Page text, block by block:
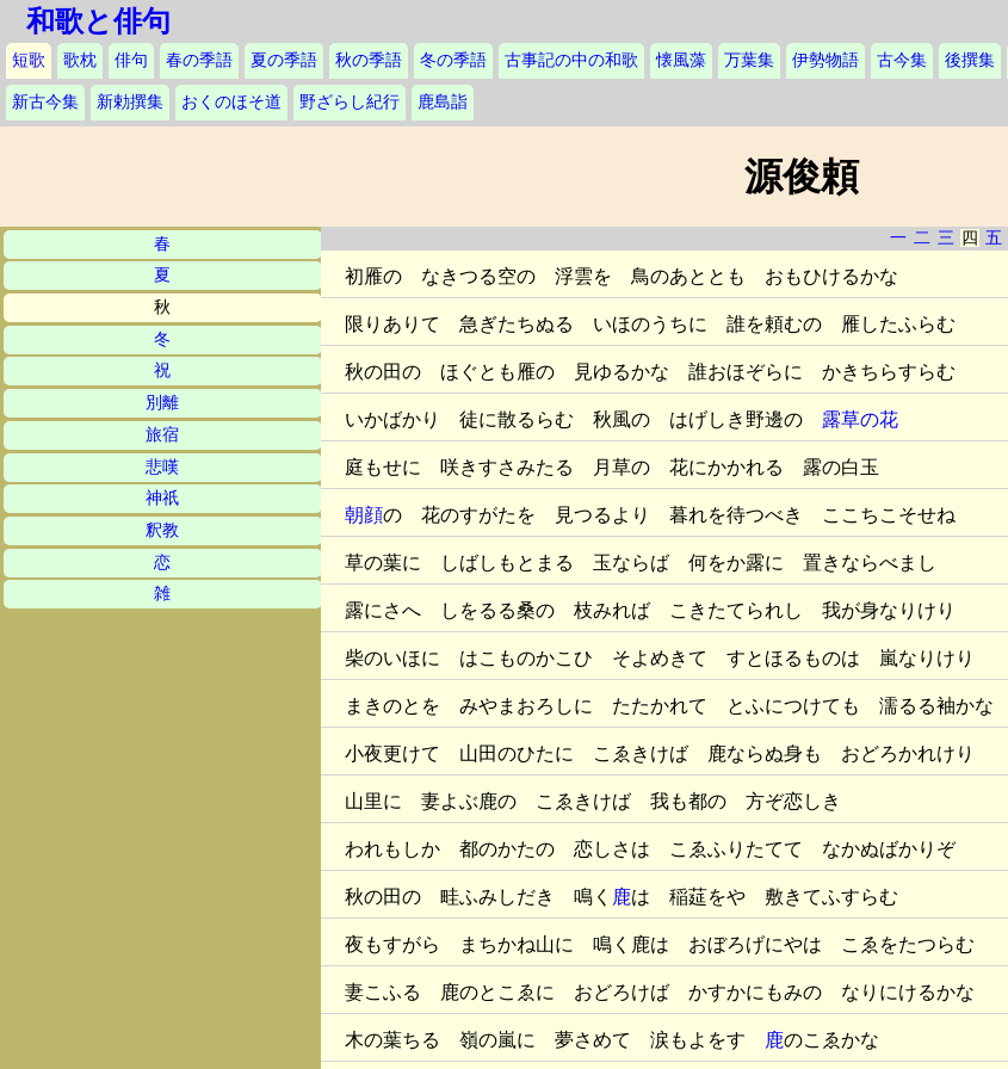
和歌と俳句
短歌 歌枕 俳句 春の季語 夏の季語 秋の季語 冬の季語 古事記の中の和歌 懐風藻 万葉集 伊勢物語 古今集 後撰集
新古今集 新勅撰集 おくのほそ道 野ざらし紀行 鹿島詣
源俊頼
春
夏
秋
冬
祝
別離
旅宿
悲嘆
神祇
釈教
恋
雑
一 二 三 四 五
初雁の なきつる空の 浮雲を 鳥のあととも おもひけるかな
限りありて 急ぎたちぬる いほのうちに 誰を頼むの 雁したふらむ
秋の田の ほぐとも雁の 見ゆるかな 誰おほぞらに かきちらすらむ
いかばかり 徒に散るらむ 秋風の はげしき野邊の 露草の花
庭もせに 咲きすさみたる 月草の 花にかかれる 露の白玉
朝顔の 花のすがたを 見つるより 暮れを待つべき ここちこそせね
草の葉に しばしもとまる 玉ならば 何をか露に 置きならべまし
露にさへ しをるる桑の 枝みれば こきたてられし 我が身なりけり
柴のいほに はこものかこひ そよめきて すとほるものは 嵐なりけり
まきのとを みやまおろしに たたかれて とふにつけても 濡るる袖かな
小夜更けて 山田のひたに こゑきけば 鹿ならぬ身も おどろかれけり
山里に 妻よぶ鹿の こゑきけば 我も都の 方ぞ恋しき
われもしか 都のかたの 恋しさは こゑふりたてて なかぬばかりぞ
秋の田の 畦ふみしだき 鳴く 鹿は 稲莚をや 敷きてふすらむ
夜もすがら まちかね山に 鳴く鹿は おぼろげにやは こゑをたつらむ
妻こふる 鹿のとこゑに おどろけば かすかにもみの なりにけるかな
木の葉ちる 嶺の嵐に 夢さめて 涙もよをす 鹿のこゑかな